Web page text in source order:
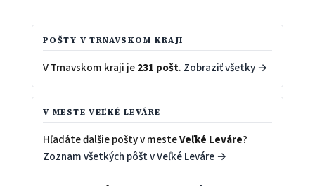
POŠTY V TRNAVSKOM KRAJI
V Trnavskom kraji je231 pošt. Zobraziť všetky →
V MESTE VEĽKÉ LEVÁRE
Hľadáte ďalšie pošty v mesteVeľké Leváre?
Zoznam všetkých pôšt v Veľké Leváre →